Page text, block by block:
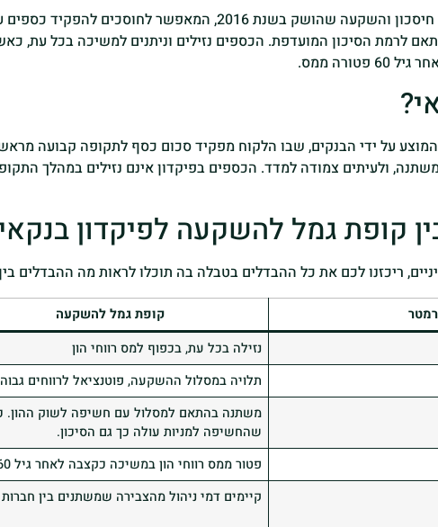
ממס.
המוצע על ידי הבנקים, שבו הלקוח מפקיד סכום כסף לתקופה קבועה
ולעיתים צמודה למדד. הכספים בפיקדון אינם נזילים במהלך
קופת גמל להשקעה לפיקדון
ריכזנו לכם את כל ההבדלים בטבלה בה תוכלו לראות מה ההבדלים
קופת גמל להשקעה
נזילה בכל עת, בכפוף למס רווחי הון
תלויה במסלול ההשקעה, פוטנציאל לרווחים
משתנה בהתאם למסלול עם חשיפה לשוק ההון.
שהחשיפה למניות עולה כך גם הסיכון.
פטור ממס רווחי הון במשיכה כקצבה לאחר גיל 60
קיימים דמי ניהול מהצבירה שמשתנים בין חברות